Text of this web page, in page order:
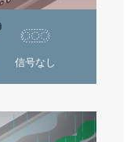
信号なし